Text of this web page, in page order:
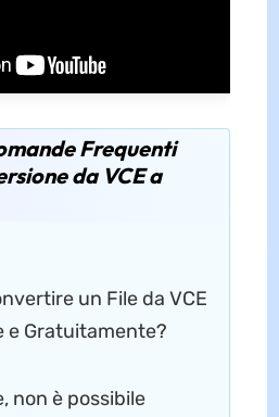
Frequenti
da VCE a
un File da VCE
e Gratuitamente?
non è possibile